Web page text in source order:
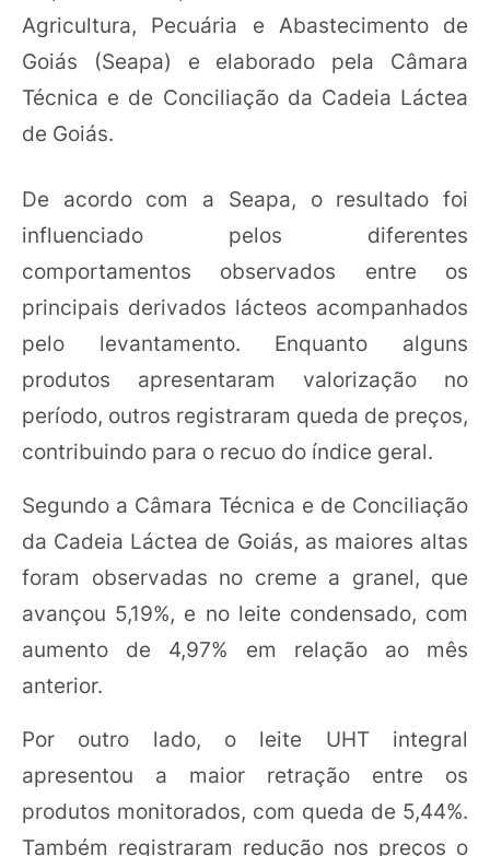
Agricultura, Pecuária e Abastecimento de
Goiás (Seapa) e elaborado pela Câmara
Técnica e de Conciliação da Cadeia Láctea
de Goiás.
De acordo com a Seapa, o resultado foi
influenciado pelos diferentes
comportamentos observados entre os
principais derivados lácteos acompanhados
pelo levantamento. Enquanto alguns
produtos apresentaram valorização no
período, outros registraram queda de preços,
contribuindo para o recuo do índice geral.
Segundo a Câmara Técnica e de Conciliação
da Cadeia Láctea de Goiás, as maiores altas
foram observadas no creme a granel, que
avançou 5,19%, e no leite condensado, com
aumento de 4,97% em relação ao mês
anterior.
Por outro lado, o leite UHT integral
apresentou a maior retração entre os
produtos monitorados, com queda de 5,44%.
Também registraram redução nos preços o